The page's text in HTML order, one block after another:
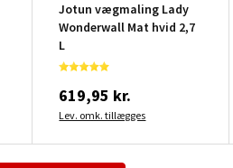
Jotun vægmaling Lady
Wonderwall Mat hvid 2,7
L
619,95 kr.
Lev. omk. tillægges